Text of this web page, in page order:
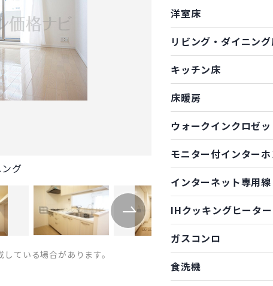
グ
ている場合があります。
洋室床
リビング・ダイニン
キッチン床
床暖房
ウォークインクロゼッ
モニター付インターホ
インターネット専用線
IHクッキングヒーター
ガスコンロ
食洗機